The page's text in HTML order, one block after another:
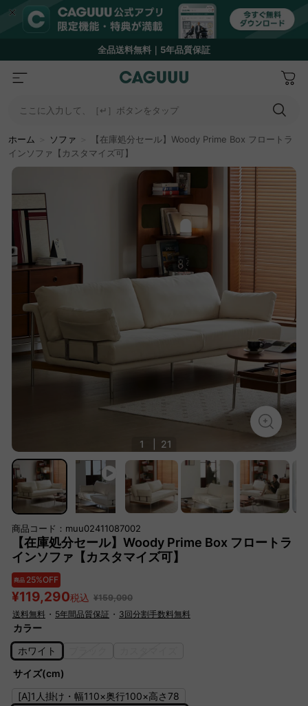
全品送料無料｜5年品質保証
ここに入力して、［↵］ボタンをタップ
ホーム ソファ
【在庫処分セール】Woody Prime Box フロートラ
インソファ【カスタマイズ可】
1 21
商品コード：muu02411087002
【在庫処分セール】Woody Prime Box フロートラ
インソファ【カスタマイズ可】
商品 25%OFF
¥119,290税込 ¥159,090
送料無料 ・ 5年間品質保証 ・ 3回分割手数料無料
カラー
ホワイト
サイズ(cm)
[A]1人掛け・幅110×奥行100×高さ78